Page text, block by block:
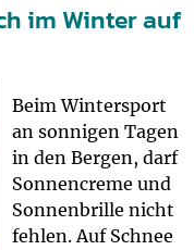
im Winter auf
Beim Wintersport
an sonnigen Tagen
in den Bergen, darf
Sonnencreme und
Sonnenbrille nicht
fehlen. Auf Schnee